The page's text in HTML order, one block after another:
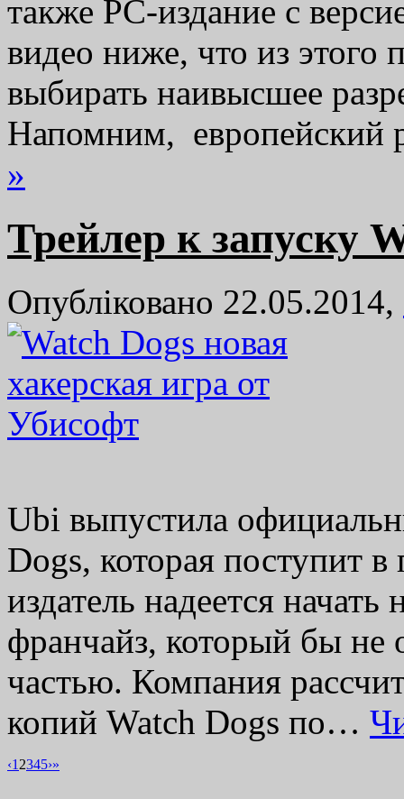
также PC-издание с
видео ниже, что из этого
выбирать наивысшее
Напомним, европейский
»
Трейлер к запуску
Опубліковано 22.05.2014,
Ubi выпустила
Dogs, которая поступит
издатель надеется
франчайз, который бы не
частью. Компания
копий Watch Dogs по…
‹1 2345›»